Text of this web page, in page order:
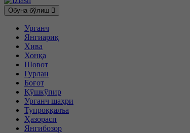
Обуна бўлиш
Урганч
Янгиариқ
Хива
Хонқа
Шовот
Гурлан
Боғот
Қўшкўпир
Урганч шаҳри
Тупроққалъа
Ҳазорасп
Янгибозор